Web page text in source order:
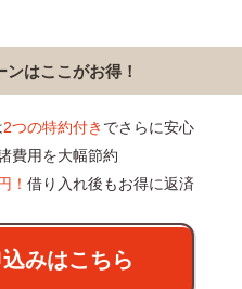
はここがお得！
2つの特約付き でさらに安心
費用を大幅節約
！ 借り入れ後もお得に返済
みはこちら